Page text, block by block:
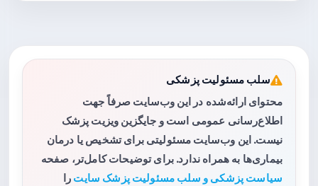
سلب مسئولیت پزشکی
محتوای ارائه‌شده در این وب‌سایت صرفاً جهت
اطلاع‌رسانی عمومی است و جایگزین ویزیت پزشک
نیست. این وب‌سایت مسئولیتی برای تشخیص یا درمان
بیماری‌ها به همراه ندارد. برای توضیحات کامل‌تر، صفحه
سیاست پزشکی و سلب مسئولیت پزشک سایت را